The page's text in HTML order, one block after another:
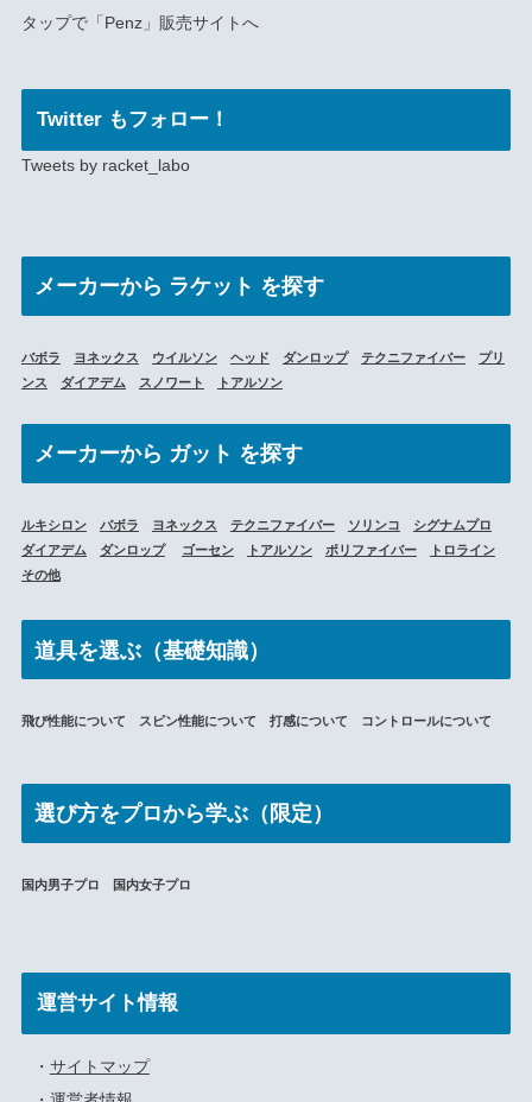
タップで「Penz」 販売サイトへ
Twitter もフォロー！
Tweets by racket_labo
メーカーから ラケット を探す
バボラ ヨネックス ウイルソン ヘッド ダンロップ テクニファイバー
プリ
ンス
ダイアデム スノワート トアルソン
メーカーから ガット を探す
ルキシロン バボラ ヨネックス テクニファイバー ソリンコ
シグナムプロ
ダイアデム
ダンロップ ゴーセン トアルソン ポリファイバー
トロライン
その他
道具を選ぶ（基礎知識）
飛び性能について スピン性能について 打感について コントロールについて
選び方をプロから学ぶ（限定）
国内男子プロ 国内女子プロ
運営サイト情報
・ サイトマップ